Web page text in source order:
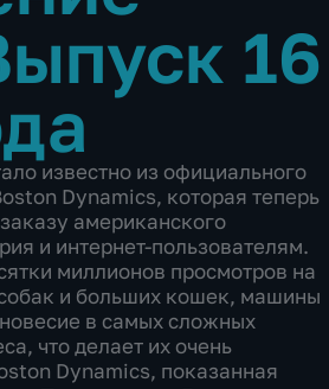
16
известно из официального
Dynamics, которая теперь
американского
и интернет-пользователям.
миллионов просмотров на
и больших кошек, машины
в самых сложных
что делает их очень
Dynamics, показанная